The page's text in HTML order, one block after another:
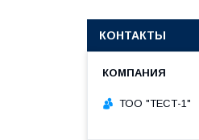
КОНТАКТЫ
ТОО "ТЕСТ-1"